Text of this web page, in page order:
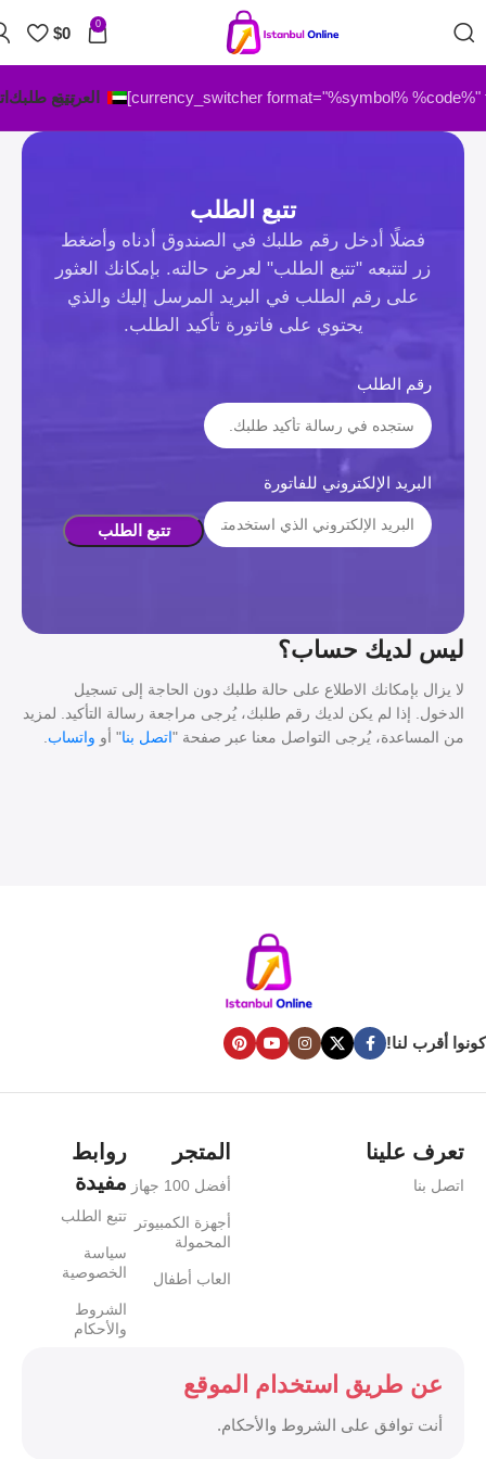
0
$0
العربيةتتبع طلبك
تتبع الطلب
فضلًا أدخل رقم طلبك في الصندوق أدناه وأضغط
زر لتتبعه "تتبع الطلب" لعرض حالته. بإمكانك العثور
على رقم الطلب في البريد المرسل إليك والذي
يحتوي على فاتورة تأكيد الطلب.
رقم الطلب
البريد الإلكتروني للفاتورة
تتبع الطلب
ليس لديك حساب؟
لا يزال بإمكانك الاطلاع على حالة طلبك دون الحاجة إلى تسجيل
الدخول. إذا لم يكن لديك رقم طلبك، يُرجى مراجعة رسالة التأكيد. لمزيد
من المساعدة، يُرجى التواصل معنا عبر صفحة "اتصل بنا" أو واتساب
كونوا أقرب لنا!
تعرف علينا
اتصل بنا
المتجر
أفضل 100 جهاز
أجهزة الكمبيوتر
المحمولة
العاب أطفال
روابط
مفيدة
تتبع الطلب
سياسة
الخصوصية
الشروط
والأحكام
عن طريق استخدام الموقع
أنت توافق على الشروط والأحكام.